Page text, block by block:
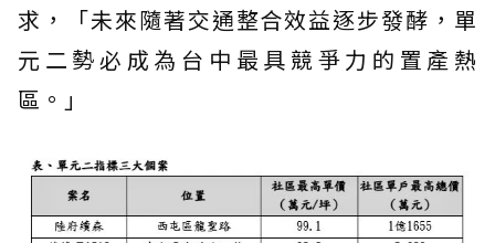
求，「未來隨著交通整合效益逐步發酵，單
元二勢必成為台中最具競爭力的置產熱
區。」